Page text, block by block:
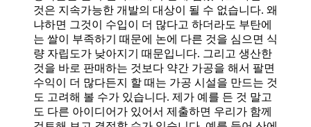
것은 지속가능한 개발의 대상이 될 수 없습니다. 왜
냐하면 그것이 수입이 더 많다고 하더라도 부탄에
는 쌀이 부족하기 때문에 논에 다른 것을 심으면 식
량 자립도가 낮아지기 때문입니다. 그리고 생산한
것을 바로 판매하는 것보다 약간 가공을 해서 팔면
수익이 더 많다든지 할 때는 가공 시설을 만드는 것
도 고려해 볼 수가 있습니다. 제가 예를 든 것 말고
도 다른 아이디어가 있어서 제출하면 우리가 함께